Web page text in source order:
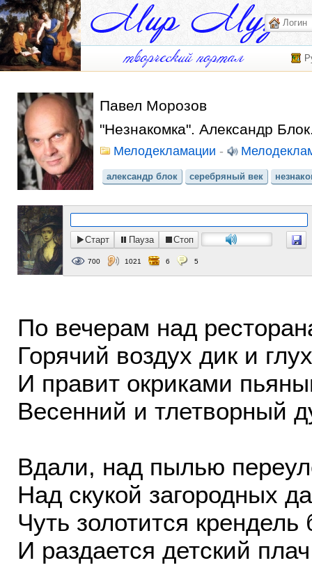
Павел Морозов
"Незнакомка". Александр
Мелодекламации -
александр блок серебряный век
Старт Пауза Стоп
700 1021 6 5
По вечерам над
Горячий воздух дик и
И правит окриками
Весенний и тлетворный
Вдали, над пылью
Над скукой загородных
Чуть золотится крендель
И раздается детский